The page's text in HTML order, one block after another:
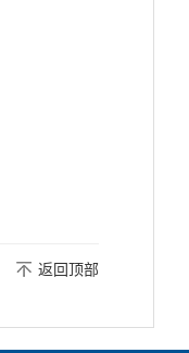
返回顶部